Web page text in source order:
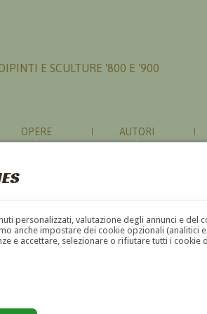
personalizzati, valutazione degli annunci e
anche impostare dei cookie opzionali
e accettare, selezionare o rifiutare tutti i
E SCULTURE '800 E '900
OPERE AUTORI
G H I J K L M N O P